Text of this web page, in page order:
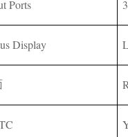
Ports
Display